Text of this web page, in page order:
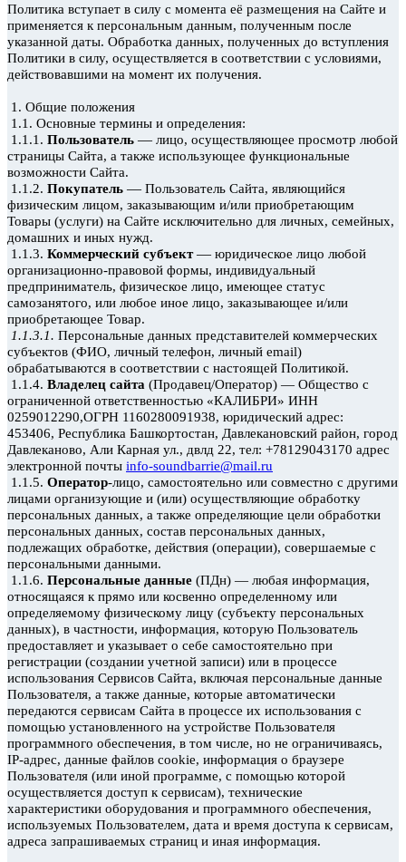
Политика вступает в силу с момента её размещения на Сайте и
применяется к персональным данным, полученным после
указанной даты. Обработка данных, полученных до вступления
Политики в силу, осуществляется в соответствии с условиями,
действовавшими на момент их получения.
1. Общие положения
1.1. Основные термины и определения:
1.1.1. Пользователь — лицо, осуществляющее просмотр любой
страницы Сайта, а также использующее функциональные
возможности Сайта.
1.1.2. Покупатель — Пользователь Сайта, являющийся
физическим лицом, заказывающим и/или приобретающим
Товары (услуги) на Сайте исключительно для личных, семейных,
домашних и иных нужд.
1.1.3. Коммерческий субъект— юридическое лицо любой
организационно-правовой формы, индивидуальный
предприниматель, физическое лицо, имеющее статус
самозанятого, или любое иное лицо, заказывающее и/или
приобретающее Товар.
1.1.3.1. Персональные данных представителей коммерческих
субъектов (ФИО, личный телефон, личный email)
обрабатываются в соответствии с настоящей Политикой.
1.1.4. Владелец сайта (Продавец/Оператор) — Общество с
ограниченной ответственностью «КАЛИБРИ» ИНН
0259012290,ОГРН 1160280091938, юридический адрес:
453406, Республика Башкортостан, Давлекановский район, город
Давлеканово, Али Карная ул., двлд 22, тел: +78129043170 адрес
электронной почты info-soundbarrie@mail.ru
1.1.5. Оператор-лицо, самостоятельно или совместно с другими
лицами организующие и (или) осуществляющие обработку
персональных данных, а также определяющие цели обработки
персональных данных, состав персональных данных,
подлежащих обработке, действия (операции), совершаемые с
персональными данными.
1.1.6. Персональные данные (ПДн) — любая информация,
относящаяся к прямо или косвенно определенному или
определяемому физическому лицу (субъекту персональных
данных), в частности, информация, которую Пользователь
предоставляет и указывает о себе самостоятельно при
регистрации (создании учетной записи) или в процессе
использования Сервисов Сайта, включая персональные данные
Пользователя, а также данные, которые автоматически
передаются сервисам Сайта в процессе их использования с
помощью установленного на устройстве Пользователя
программного обеспечения, в том числе, но не ограничиваясь,
IP-адрес, данные файлов cookie, информация о браузере
Пользователя (или иной программе, с помощью которой
осуществляется доступ к сервисам), технические
характеристики оборудования и программного обеспечения,
используемых Пользователем, дата и время доступа к сервисам,
адреса запрашиваемых страниц и иная информация.